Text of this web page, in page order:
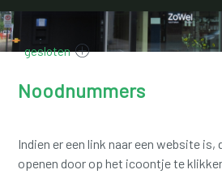
gesloten
Noodnummers
Indien er een link naar een website is,
openen door op het icoontje te